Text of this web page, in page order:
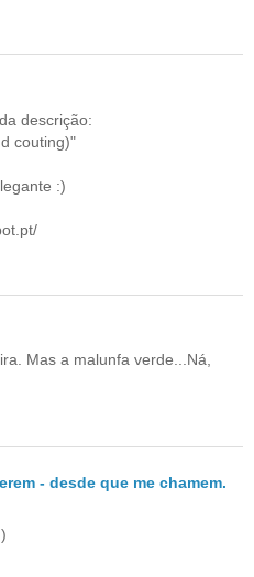
descrição:
couting)"
:)
Mas a malunfa verde...Ná,
- desde que me chamem.